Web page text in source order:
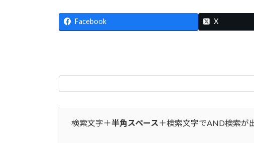
e
b
k
ai
l
e
ai
l
h
o
ai
l
ke
dI
Facebook X
検索文字＋半角スペース ＋検索文字でAND検索が